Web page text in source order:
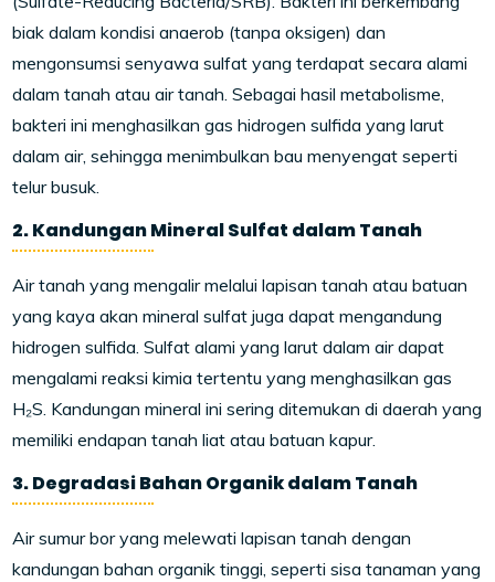
biak dalam kondisi anaerob (tanpa oksigen) dan
mengonsumsi senyawa sulfat yang terdapat secara alami
dalam tanah atau air tanah. Sebagai hasil metabolisme,
bakteri ini menghasilkan gas hidrogen sulfida yang larut
dalam air, sehingga menimbulkan bau menyengat seperti
telur busuk.
2. Kandungan Mineral Sulfat dalam Tanah
Air tanah yang mengalir melalui lapisan tanah atau batuan
yang kaya akan mineral sulfat juga dapat mengandung
hidrogen sulfida. Sulfat alami yang larut dalam air dapat
mengalami reaksi kimia tertentu yang menghasilkan gas
H₂S. Kandungan mineral ini sering ditemukan di daerah yang
memiliki endapan tanah liat atau batuan kapur.
3. Degradasi Bahan Organik dalam Tanah
Air sumur bor yang melewati lapisan tanah dengan
kandungan bahan organik tinggi, seperti sisa tanaman yang